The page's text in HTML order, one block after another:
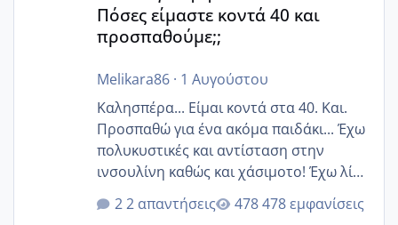
Πόσες είμαστε κοντά 40 και
προσπαθούμε;;
Melikara86· 1 Αυγούστου
Καλησπέρα... Είμαι κοντά στα 40. Και.
Προσπαθώ για ένα ακόμα παιδάκι... Έχω
πολυκυστικές και αντίσταση στην
ινσουλίνη καθώς και χάσιμοτο! Έχω λίγα
κιλά παραπάνω και όσο κ αν προσπαθώ
δεν χάνω εύκολα! Προσπαθώ για ακόμη
2 απαντήσεις 478 εμφανίσεις